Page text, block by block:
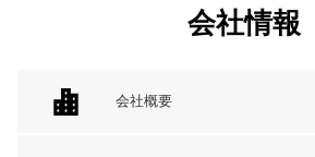
会社情報
会社概要